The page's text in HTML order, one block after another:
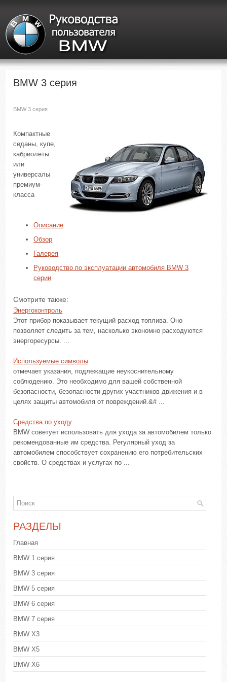
BMW 3 серия
BMW 3 серия
Компактные
седаны, купе,
кабриолеты
или
универсалы
премиум-
класса
Описание
Обзор
Галерея
Руководство по эксплуатации автомобиля BMW 3
серии
Смотрите также:
Энергоконтроль
Этот прибор показывает текущий расход топлива. Оно
позволяет следить за тем, насколько экономно расходуются
энергоресурсы. ...
Используемые символы
отмечает указания, подлежащие неукоснительному
соблюдению. Это необходимо для вашей собственной
безопасности, безопасности других участников движения и в
целях защиты автомобиля от повреждений.&# ...
Средства по уходу
BMW советует использовать для ухода за автомобилем только
рекомендованные им средства. Регулярный уход за
автомобилем способствует сохранению его потребительских
свойств. О средствах и услугах по ...
РАЗДЕЛЫ
Главная
BMW 1 серия
BMW 3 серия
BMW 5 серия
BMW 6 серия
BMW 7 серия
BMW X3
BMW X5
BMW X6